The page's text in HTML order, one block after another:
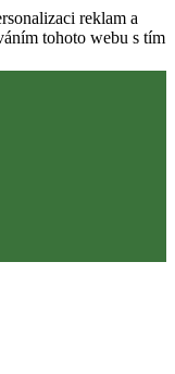
reklam a
tohoto webu s tím